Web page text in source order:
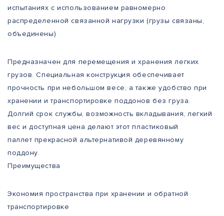
испытаниях с использованием равномерно
распределенной связанной нагрузки (грузы связаны,
объединены)
Предназначен для перемещения и хранения легких
грузов. Специальная конструкция обеспечивает
прочность при небольшом весе, а также удобство при
хранении и транспортировке поддонов без груза.
Долгий срок службы, возможность вкладывания, легкий
вес и доступная цена делают этот пластиковый
паллет прекрасной альтернативой деревянному
поддону.
Преимущества
Экономия пространства при хранении и обратной
транспортировке